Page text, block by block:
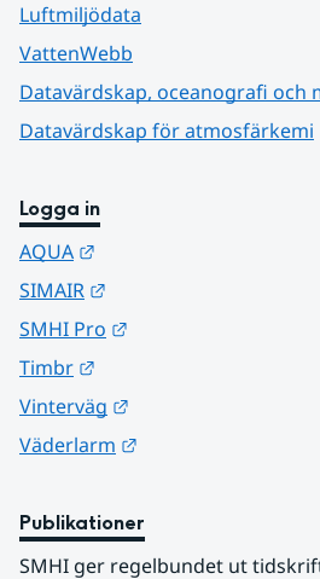
Luftmiljödata
VattenWebb
Datavärdskap, oceanografi och
Datavärdskap för atmosfärkemi
Logga in
AQUA
SIMAIR
SMHI Pro
Timbr
Vinterväg
Väderlarm
Publikationer
SMHI ger regelbundet ut